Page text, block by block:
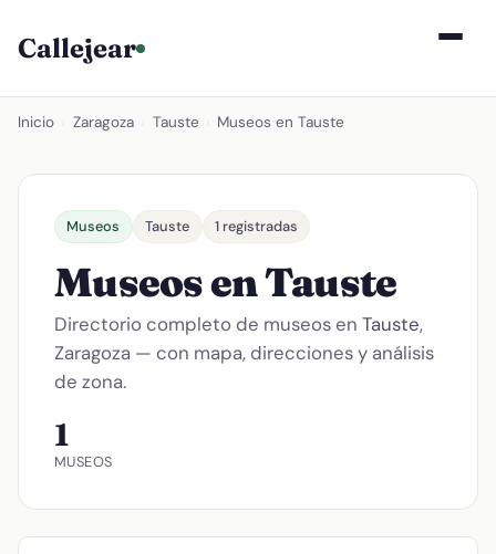
Callejear
Inicio Zaragoza Tauste Museos en Tauste
Museos Tauste 1 registradas
Museos en Tauste
Directorio completo de museos en Tauste,
Zaragoza — con mapa, direcciones y análisis
de zona.
1
MUSEOS